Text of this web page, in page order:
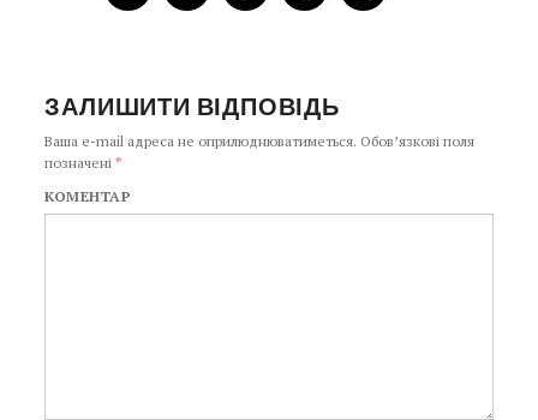
ЗАЛИШИТИ ВІДПОВІДЬ
Ваша e-mail адреса не оприлюднюватиметься. Обов’язкові поля
позначені*
КОМЕНТАР